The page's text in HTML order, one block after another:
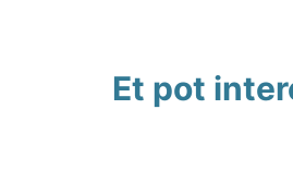
Et pot